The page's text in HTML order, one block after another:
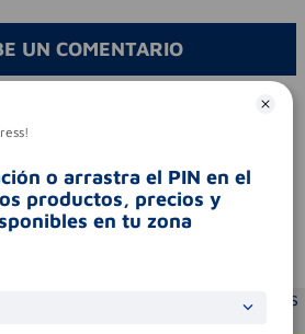
UN COMENTARIO
para escribir un comentario
ubicación y verás los productos
cobertura de entrega
o arrastra el PIN en el
productos, precios y
en tu zona